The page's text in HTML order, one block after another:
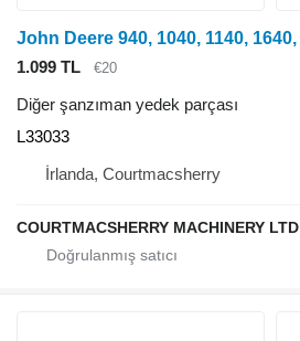
1.099 TL €20
Diğer şanzıman yedek parçası
L33033
İrlanda, Courtmacsherry
COURTMACSHERRY MACHINERY LTD